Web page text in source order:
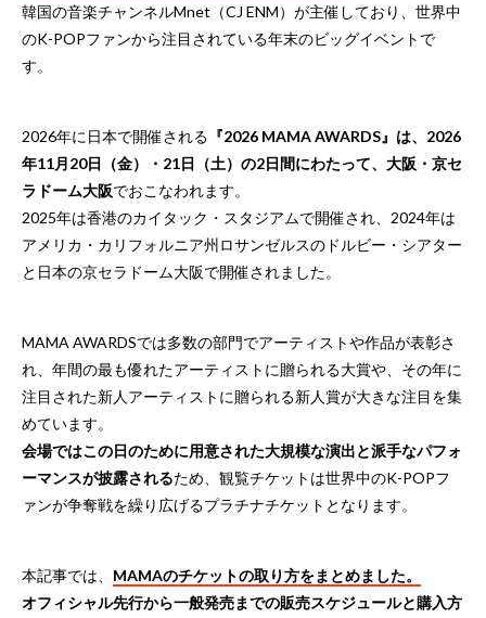
韓国の音楽チャンネルMnet（CJ ENM）が主催しており、世界中
のK-POPファンから注目されている年末のビッグイベントで
す。
2026年に日本で開催される 『2026 MAMA AWARDS』は、2026
年11月20日（金）・21日（土）の2日間にわたって、大阪・京セ
ラドーム大阪でおこなわれます。
2025年は香港のカイタック・スタジアムで開催され、2024年は
アメリカ・カリフォルニア州ロサンゼルスのドルビー・シアター
と日本の京セラドーム大阪で開催されました。
MAMA AWARDSでは多数の部門でアーティストや作品が表彰さ
れ、年間の最も優れたアーティストに贈られる大賞や、その年に
注目された新人アーティストに贈られる新人賞が大きな注目を集
めています。
会場ではこの日のために用意された大規模な演出と派手なパフォ
ーマンスが披露されるため、観覧チケットは世界中のK-POPフ
ァンが争奪戦を繰り広げるプラチナチケットとなります。
本記事では、 MAMAのチケットの取り方をまとめました。
オフィシャル先行から一般発売までの販売スケジュールと購入方